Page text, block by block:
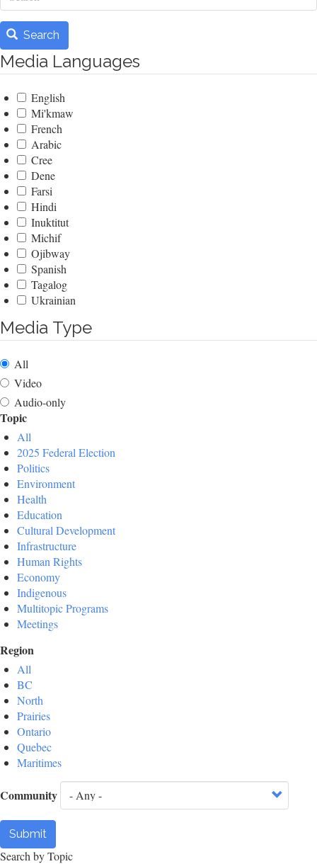
Search
Media Languages
English
Mi'kmaw
French
Arabic
Cree
Dene
Farsi
Hindi
Inuktitut
Michif
Ojibway
Spanish
Tagalog
Ukrainian
Media Type
All
Video
Audio-only
Topic
All
2025 Federal Election
Politics
Environment
Health
Education
Cultural Development
Infrastructure
Human Rights
Economy
Indigenous
Multitopic Programs
Meetings
Region
All
BC
North
Prairies
Ontario
Quebec
Maritimes
Community
Submit
Search by Topic